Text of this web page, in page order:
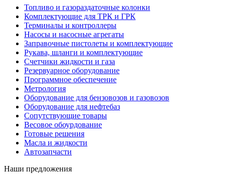
Топливо и газораздаточные колонки
Комплектующие для ТРК и ГРК
Терминалы и контроллеры
Насосы и насосные агрегаты
Заправочные пистолеты и комплектующие
Рукава, шланги и комплектующие
Счетчики жидкости и газа
Резервуарное оборудование
Программное обеспечение
Метрология
Оборудование для бензовозов и газовозов
Оборудование для нефтебаз
Сопутствующие товары
Весовое обоурдование
Готовые решения
Масла и жидкости
Автозапчасти
Наши предложения